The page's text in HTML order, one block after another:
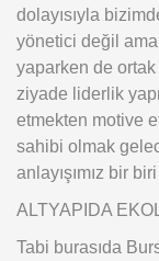
dolayısıyla
yönetici değil
yaparken de
ziyade liderlik
etmekten motive
sahibi olmak
anlayışımız bir
ALTYAPIDA
Tabi burasıda